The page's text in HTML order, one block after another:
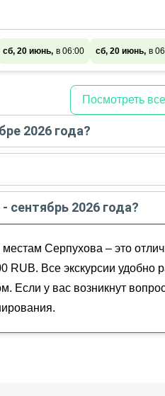
сб, 20 июнь, в 06:00 сб, 20 июнь, в
Посмотреть все
2026 года?
2026года:
сентябре 2026года:
гора
сентябрь 2026 года?
Серпухова – это
RUB. Все экскурсии
Если у вас возникнут